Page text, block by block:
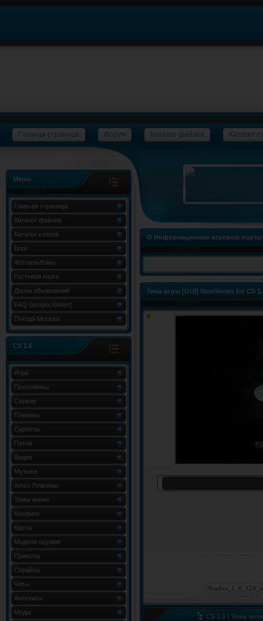
Главная страница Форум Каталог файлов Каталог
Меню
Главная страница
Каталог файлов
Каталог статей
Блог
Фотоальбомы
Гостевая книга
Доска объявлений
FAQ (вопрос/ответ)
Погода Москва
CS 1.6
Игра
Программы
Сервер
Плагины
Скрипты
Патчи
Видео
Музыка
Amxx Плагины
Темы меню
Конфиги
Карты
Модели оружия
Приколы
Спрайты
Читы
Античиты
Моды
О Информационно игровом
Тема игры [GUI] SteelSeries for CS
CS 1.6 | Темы